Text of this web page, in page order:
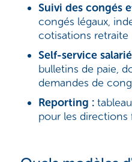
Suivi des congés
congés légaux,
cotisations retraite
Self-service
bulletins de paie,
demandes de
Reporting :
pour les directions